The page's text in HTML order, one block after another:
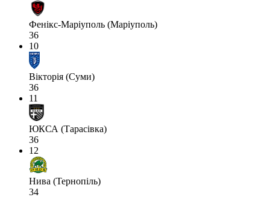
Фенікс-Маріуполь (Маріуполь)
36
10
Вікторія (Суми)
36
11
ЮКСА (Тарасівка)
36
12
Нива (Тернопіль)
34